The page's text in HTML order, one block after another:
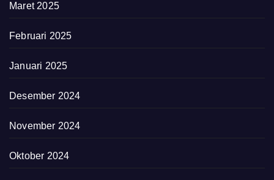
Maret 2025
Februari 2025
Januari 2025
Desember 2024
November 2024
Oktober 2024